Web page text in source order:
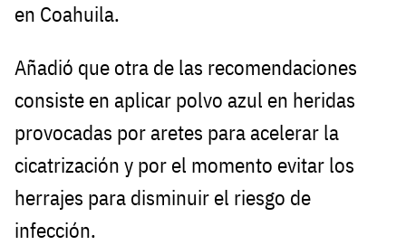
en Coahuila.
Añadió que otra de las recomendaciones
consiste en aplicar polvo azul en heridas
provocadas por aretes para acelerar la
cicatrización y por el momento evitar los
herrajes para disminuir el riesgo de
infección.